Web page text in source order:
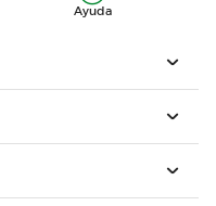
Ayuda